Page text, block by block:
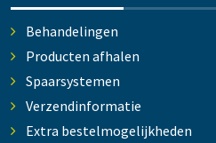
Behandelingen
Producten afhalen
Spaarsystemen
Verzendinformatie
Extra bestelmogelijkheden